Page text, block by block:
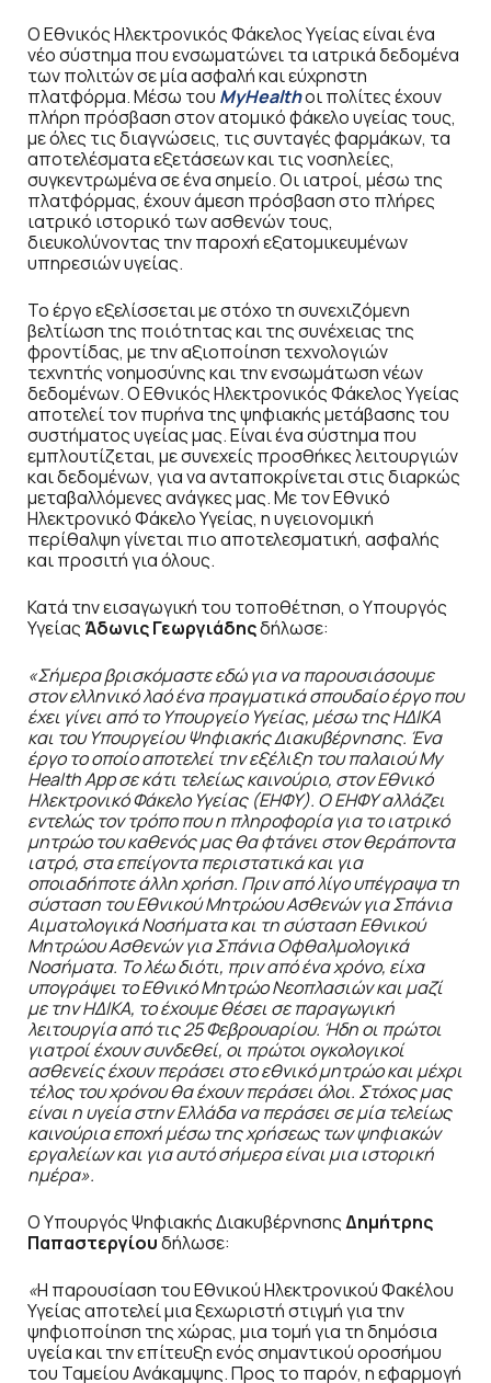
Ο Εθνικός Ηλεκτρονικός Φάκελος Υγείας είναι ένα
νέο σύστημα που ενσωματώνει τα ιατρικά δεδομένα
των πολιτών σε μία ασφαλή και εύχρηστη
πλατφόρμα. Μέσω του MyHealthοι πολίτες έχουν
πλήρη πρόσβαση στον ατομικό φάκελο υγείας τους,
με όλες τις διαγνώσεις, τις συνταγές φαρμάκων, τα
αποτελέσματα εξετάσεων και τις νοσηλείες,
συγκεντρωμένα σε ένα σημείο. Οι ιατροί, μέσω της
πλατφόρμας, έχουν άμεση πρόσβαση στο πλήρες
ιατρικό ιστορικό των ασθενών τους,
διευκολύνοντας την παροχή εξατομικευμένων
υπηρεσιών υγείας.
Το έργο εξελίσσεται με στόχο τη συνεχιζόμενη
βελτίωση της ποιότητας και της συνέχειας της
φροντίδας, με την αξιοποίηση τεχνολογιών
τεχνητής νοημοσύνης και την ενσωμάτωση νέων
δεδομένων. Ο Εθνικός Ηλεκτρονικός Φάκελος Υγείας
αποτελεί τον πυρήνα της ψηφιακής μετάβασης του
συστήματος υγείας μας. Είναι ένα σύστημα που
εμπλουτίζεται, με συνεχείς προσθήκες λειτουργιών
και δεδομένων, για να ανταποκρίνεται στις διαρκώς
μεταβαλλόμενες ανάγκες μας. Με τον Εθνικό
Ηλεκτρονικό Φάκελο Υγείας, η υγειονομική
περίθαλψη γίνεται πιο αποτελεσματική, ασφαλής
και προσιτή για όλους.
Κατά την εισαγωγική του τοποθέτηση, ο Υπουργός
Υγείας Άδωνις Γεωργιάδηςδήλωσε:
«Σήμερα βρισκόμαστε εδώ για να παρουσιάσουμε
στον ελληνικό λαό ένα πραγματικά σπουδαίο έργο που
έχει γίνει από το Υπουργείο Υγείας, μέσω της ΗΔΙΚΑ
και του Υπουργείου Ψηφιακής Διακυβέρνησης. Ένα
έργο το οποίο αποτελεί την εξέλιξη του παλαιού My
Health App σε κάτι τελείως καινούριο, στον Εθνικό
Ηλεκτρονικό Φάκελο Υγείας (ΕΗΦΥ). Ο ΕΗΦΥ αλλάζει
εντελώς τον τρόπο που η πληροφορία για το ιατρικό
μητρώο του καθενός μας θα φτάνει στον θεράποντα
ιατρό, στα επείγοντα περιστατικά και για
οποιαδήποτε άλλη χρήση. Πριν από λίγο υπέγραψα τη
σύσταση του Εθνικού Μητρώου Ασθενών για Σπάνια
Αιματολογικά Νοσήματα και τη σύσταση Εθνικού
Μητρώου Ασθενών για Σπάνια Οφθαλμολογικά
Νοσήματα. Το λέω διότι, πριν από ένα χρόνο, είχα
υπογράψει το Εθνικό Μητρώο Νεοπλασιών και μαζί
με την ΗΔΙΚΑ, το έχουμε θέσει σε παραγωγική
λειτουργία από τις 25 Φεβρουαρίου. Ήδη οι πρώτοι
γιατροί έχουν συνδεθεί, οι πρώτοι ογκολογικοί
ασθενείς έχουν περάσει στο εθνικό μητρώο και μέχρι
τέλος του χρόνου θα έχουν περάσει όλοι. Στόχος μας
είναι η υγεία στην Ελλάδα να περάσει σε μία τελείως
καινούρια εποχή μέσω της χρήσεως των ψηφιακών
εργαλείων και για αυτό σήμερα είναι μια ιστορική
ημέρα».
O Υπουργός Ψηφιακής ΔιακυβέρνησηςΔημήτρης
Παπαστεργίουδήλωσε:
«Η παρουσίαση του Εθνικού Ηλεκτρονικού Φακέλου
Υγείας αποτελεί μια ξεχωριστή στιγμή για την
ψηφιοποίηση της χώρας, μια τομή για τη δημόσια
υγεία και την επίτευξη ενός σημαντικού οροσήμου
του Ταμείου Ανάκαμψης. Προς το παρόν, η εφαρμογή